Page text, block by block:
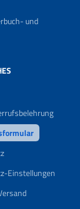
und
Einstellungen